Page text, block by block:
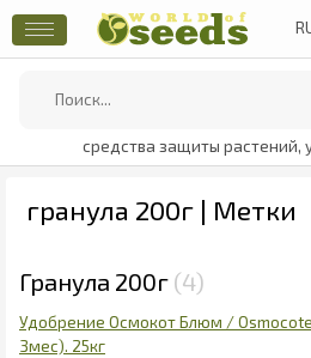
средства защиты растений,
гранула 200г | Метки
Гранула 200г 4
Удобрение Осмокот Блюм / Osmocote
3мес). 25кг